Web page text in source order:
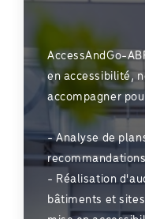
AccessAndGo-
en accessibilité,
accompagner
- Analyse de
- Réalisation
bâtiments et